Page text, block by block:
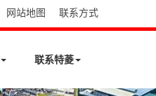
网站地图 联系方式
联系特菱